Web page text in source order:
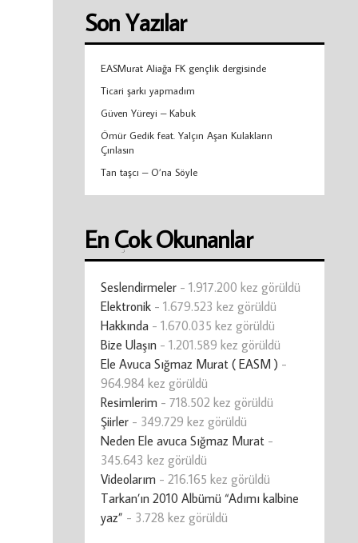
Son Yazılar
EASMurat Aliağa FK gençlik dergisinde
Ticari şarkı yapmadım
Güven Yüreyi – Kabuk
Ömür Gedik feat. Yalçın Aşan Kulakların
Çınlasın
Tan taşcı – O’na Söyle
En Çok Okunanlar
Seslendirmeler - 1.917.200 kez görüldü
Elektronik - 1.679.523 kez görüldü
Hakkında - 1.670.035 kez görüldü
Bize Ulaşın - 1.201.589 kez görüldü
Ele Avuca Sığmaz Murat ( EASM ) -
964.984 kez görüldü
Resimlerim - 718.502 kez görüldü
Şiirler - 349.729 kez görüldü
Neden Ele avuca Sığmaz Murat -
345.643 kez görüldü
Videolarım - 216.165 kez görüldü
Tarkan’ın 2010 Albümü “Adımı kalbine
yaz” - 3.728 kez görüldü